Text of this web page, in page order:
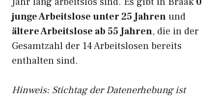
junge Arbeitslose unter 25 Jahrenund
ältere Arbeitslose ab 55 Jahren, die in der
Gesamtzahl der 14 Arbeitslosen bereits
enthalten sind.
Hinweis: Stichtag der Datenerhebung ist